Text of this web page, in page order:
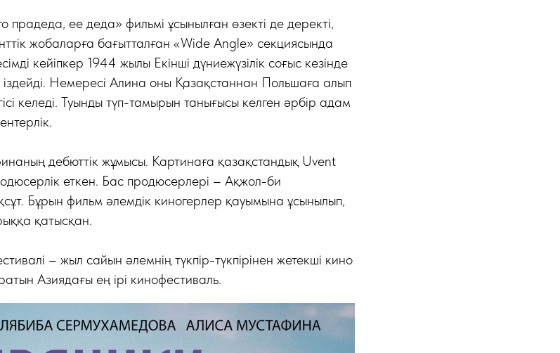
ее деда» фильмі ұсынылған өзекті де деректі,
жобаларға бағытталған «Wide Angle» секциясында
кейіпкер 1944 жылы Екінші дүниежүзілік соғыс кезінде
іздейді. Немересі Алина оны Қазақстаннан Польшаға алып
келеді. Туынды түп-тамырын танығысы келген әрбір адам
дебюттік жұмысы. Картинаға қазақстандық Uvent
еткен. Бас продюсерлері – Ақжол-би
Бұрын фильм әлемдік киногерлер қауымына ұсынылып,
қатысқан.
– жыл сайын әлемнің түкпір-түкпірінен жетекші кино
Азиядағы ең ірі кинофестиваль.